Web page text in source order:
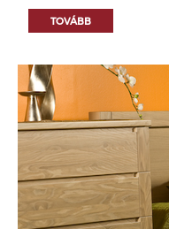
TOVÁBB